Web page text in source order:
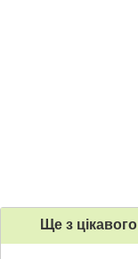
Ще з цiкавого